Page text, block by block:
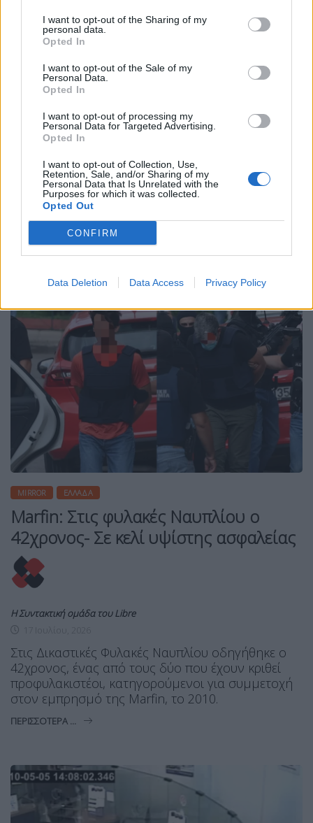
I want to opt-out of the Sharing of my
personal data.
Opted In
I want to opt-out of the Sale of my
Personal Data.
Opted In
I want to opt-out of processing my
Personal Data for Targeted Advertising.
Opted In
I want to opt-out of Collection, Use,
Retention, Sale, and/or Sharing of my
Personal Data that Is Unrelated with the
Purposes for which it was collected.
Opted Out
CONFIRM
Data Deletion Data Access Privacy Policy
Νέα ντοκουμέντα από την φονική
εμπρηστική επίθεση στην Marfin
Η Συντακτική ομάδα του Libre
17 Ιουλίου, 2026
δολοφονική επίθεση στη Marfin έρχονται στο φως,
αποκαλύπτοντας στοιχεία που αξιοποίησαν οι
Αρχές κατά την έρευνα που οδήγησε στη σύλληψη
τριών ατόμων.
ΠΕΡΙΣΣΌΤΕΡΑ ...
MIRROR ΕΛΛΆΔΑ
Marfin: Στις φυλακές Ναυπλίου ο
42χρονος- Σε κελί υψίστης ασφαλείας
Η Συντακτική ομάδα του Libre
Στις Δικαστικές Φυλακές Ναυπλίου οδηγήθηκε ο
42χρονος, ένας από τους δύο που έχουν κριθεί
προφυλακιστέοι, κατηγορούμενοι για συμμετοχή
στον εμπρησμό της Marfin, το 2010.
ΠΕΡΙΣΣΌΤΕΡΑ ...